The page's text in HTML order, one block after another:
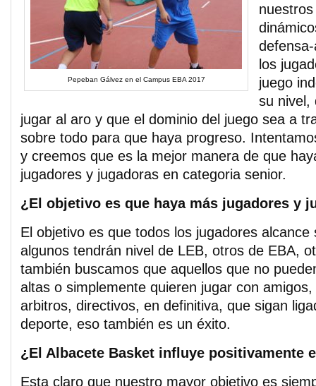
Pepeban Gálvez en el Campus EBA 2017
los
juego
su nivel,
jugar al aro y que el dominio del juego sea a
sobre todo para que haya progreso.
y creemos que es la mejor manera de que
jugadores y jugadoras en categoria senior.
¿El objetivo es que haya más jugadores y
El objetivo es que todos los jugadores alcance
algunos tendrán nivel de LEB, otros de EBA,
también buscamos que aquellos que no
altas o simplemente quieren jugar con
arbitros, directivos, en definitiva, que sigan
deporte, eso también es un éxito.
¿El Albacete Basket influye positivamente
Esta claro que nuestro mayor objetivo es